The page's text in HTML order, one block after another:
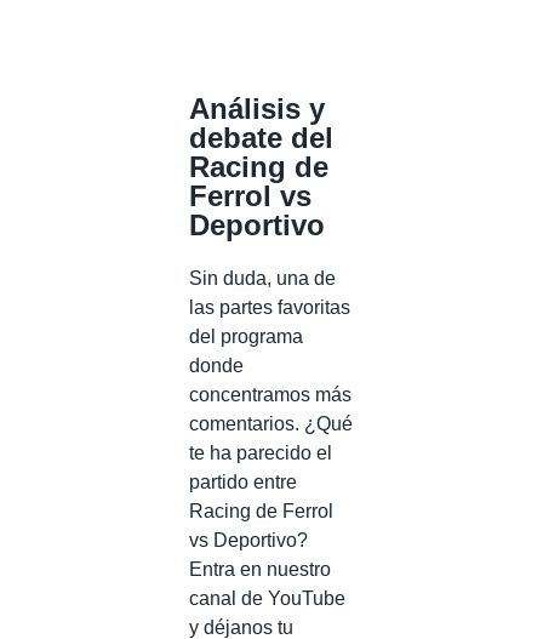
Análisis y
debate del
Racing de
Ferrol vs
Deportivo
Sin duda, una de
las partes favoritas
del programa
donde
concentramos más
comentarios. ¿Qué
te ha parecido el
partido entre
Racing de Ferrol
vs Deportivo?
Entra en nuestro
canal de YouTube
y déjanos tu